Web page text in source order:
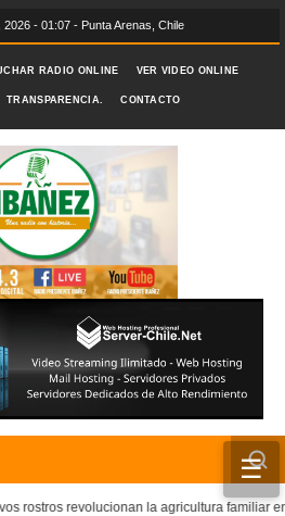
- 01:07 - Punta Arenas, Chile
RADIO ONLINE VER VIDEO ONLINE
TRANSPARENCIA. CONTACTO
☰
rostros revolucionan la agricultura familiar